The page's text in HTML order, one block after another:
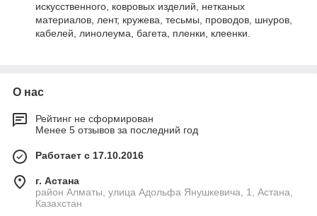
искусственного, ковровых изделий, нетканых
материалов, лент, кружева, тесьмы, проводов, шнуров,
кабелей, линолеума, багета, пленки, клеенки.
О нас
Рейтинг не сформирован
Менее 5 отзывов за последний год
Работает с 17.10.2016
г. Астана
район Алматы, улица Адольфа Янушкевича, 1, Астана,
Казахстан